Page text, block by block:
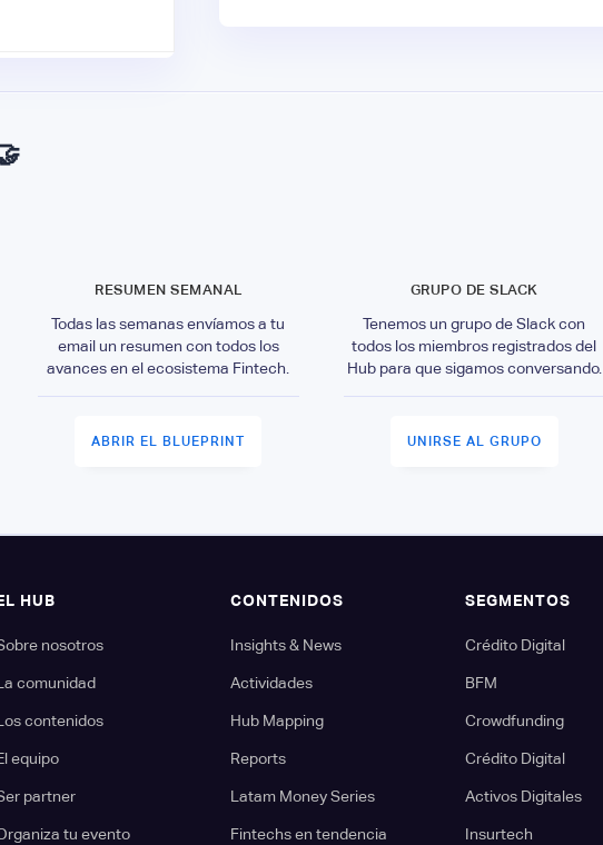
RESUMEN SEMANAL
Todas las semanas envíamos a tu
email un resumen con todos los
avances en el ecosistema Fintech.
ABRIR EL BLUEPRINT
GRUPO DE SLACK
Tenemos un grupo de Slack con
todos los miembros registrados del
Hub para que sigamos conversando.
UNIRSE AL GRUPO
HUB
nosotros
comunidad
contenidos
equipo
partner
tu evento
CONTENIDOS
Insights & News
Actividades
Hub Mapping
Reports
Latam Money Series
Fintechs en tendencia
SEGMENTOS
Crédito Digital
BFM
Crowdfunding
Crédito Digital
Activos Digitales
Insurtech